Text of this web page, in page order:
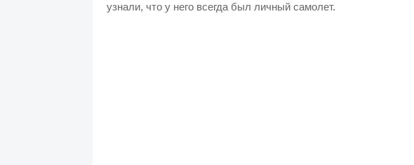
узнали, что у него всегда был личный самолет.